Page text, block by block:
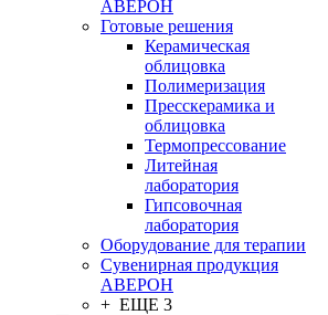
АВЕРОН
Готовые решения
Керамическая
облицовка
Полимеризация
Пресскерамика и
облицовка
Термопрессование
Литейная
лаборатория
Гипсовочная
лаборатория
Оборудование для терапии
Сувенирная продукция
АВЕРОН
+ ЕЩЕ 3